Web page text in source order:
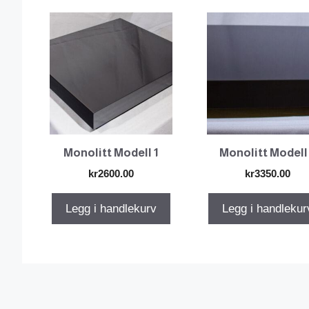
til
Monolitt Modell 1
kr2600.00
Legg i handlekurv
Monolitt Modell
kr3350.00
Legg i